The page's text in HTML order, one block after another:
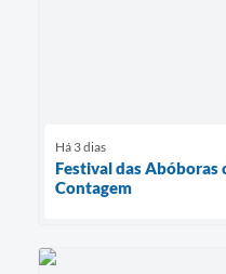
Há 3 dias
Festival das Abóboras
Contagem